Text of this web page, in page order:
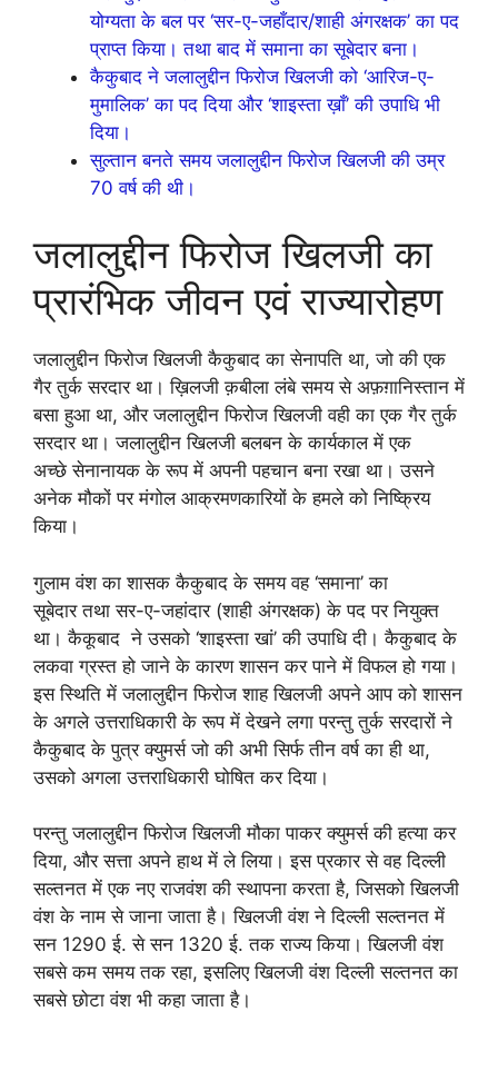
योग्यता के बल पर ‘सर-ए-जहाँदार/शाही अंगरक्षक’ का पद
प्राप्त किया। तथा बाद में समाना का सूबेदार बना।
कैकुबाद ने जलालुद्दीन फिरोज खिलजी को ‘आरिज-ए-
मुमालिक’ का पद दिया और ‘शाइस्ता ख़ाँ’ की उपाधि भी
दिया।
सुल्तान बनते समय जलालुद्दीन फिरोज खिलजी की उम्र
70 वर्ष की थी।
जलालुद्दीन फिरोज खिलजी का
प्रारंभिक जीवन एवं राज्यारोहण
जलालुद्दीन फिरोज खिलजी कैकुबाद का सेनापति था, जो की एक
गैर तुर्क सरदार था। ख़िलजी क़बीला लंबे समय से अफ़ग़ानिस्तान में
बसा हुआ था, और जलालुद्दीन फिरोज खिलजी वही का एक गैर तुर्क
सरदार था। जलालुद्दीन खिलजी बलबन के कार्यकाल में एक
अच्छे सेनानायक के रूप में अपनी पहचान बना रखा था। उसने
अनेक मौकों पर मंगोल आक्रमणकारियों के हमले को निष्क्रिय
किया।
गुलाम वंश का शासक कैकुबाद के समय वह ‘समाना’ का
सूबेदार तथा सर-ए-जहांदार (शाही अंगरक्षक) के पद पर नियुक्त
था। कैकूबाद ने उसको ‘शाइस्ता खां’ की उपाधि दी। कैकुबाद के
लकवा ग्रस्त हो जाने के कारण शासन कर पाने में विफल हो गया।
इस स्थिति में जलालुद्दीन फिरोज शाह खिलजी अपने आप को शासन
के अगले उत्तराधिकारी के रूप में देखने लगा परन्तु तुर्क सरदारों ने
कैकुबाद के पुत्र क्युमर्स जो की अभी सिर्फ तीन वर्ष का ही था,
उसको अगला उत्तराधिकारी घोषित कर दिया।
परन्तु जलालुद्दीन फिरोज खिलजी मौका पाकर क्युमर्स की हत्या कर
दिया, और सत्ता अपने हाथ में ले लिया। इस प्रकार से वह दिल्ली
सल्तनत में एक नए राजवंश की स्थापना करता है, जिसको खिलजी
वंश के नाम से जाना जाता है। खिलजी वंश ने दिल्ली सल्तनत में
सन 1290 ई. से सन 1320 ई. तक राज्य किया। खिलजी वंश
सबसे कम समय तक रहा, इसलिए खिलजी वंश दिल्ली सल्तनत का
सबसे छोटा वंश भी कहा जाता है।